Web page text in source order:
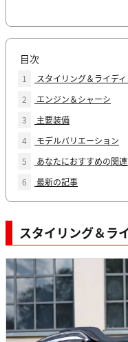
目次
1
スタイリング＆ライデ
2
エンジン＆シャーシ
3
主要装備
4
モデルバリエーション
5
あなたにおすすめの関
6
最新の記事
スタイリング＆ラ